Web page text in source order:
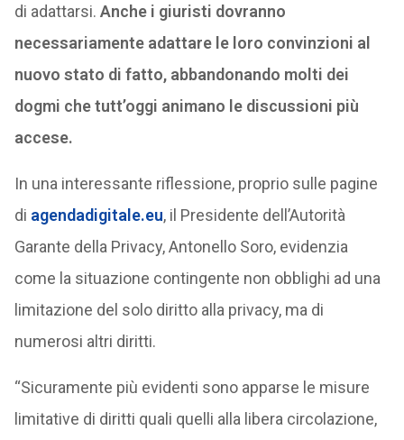
di adattarsi. Anche i giuristi dovranno
necessariamente adattare le loro convinzioni al
nuovo stato di fatto, abbandonando molti dei
dogmi che tutt’oggi animano le discussioni più
accese.
In una interessante riflessione, proprio sulle pagine
di agendadigitale.eu, il Presidente dell’Autorità
Garante della Privacy, Antonello Soro, evidenzia
come la situazione contingente non obblighi ad una
limitazione del solo diritto alla privacy, ma di
numerosi altri diritti.
“Sicuramente più evidenti sono apparse le misure
limitative di diritti quali quelli alla libera circolazione,